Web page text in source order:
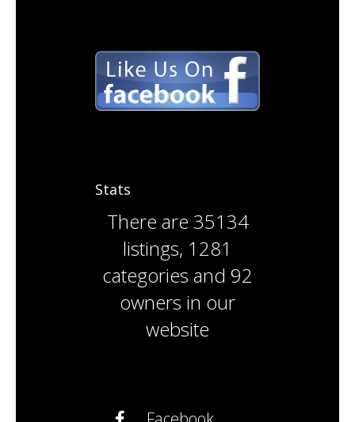
Stats
There are 35134
listings, 1281
categories and 92
owners in our
website